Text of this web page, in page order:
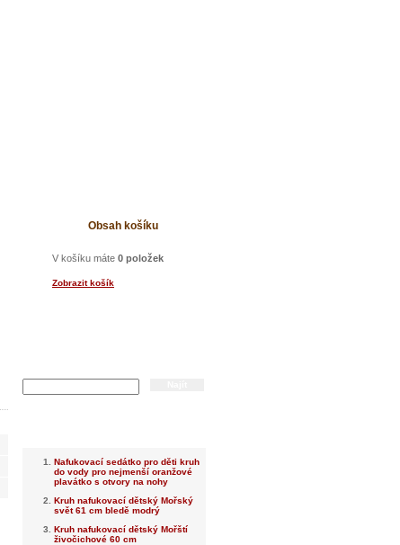
Obsah košíku
V košíku máte 0 položek
Zobrazit košík
Nafukovací sedátko pro děti kruh
do vody pro nejmenší oranžové
plavátko s otvory na nohy
Kruh nafukovací dětský Mořský
svět 61 cm bledě modrý
Kruh nafukovací dětský Mořští
živočichové 60 cm